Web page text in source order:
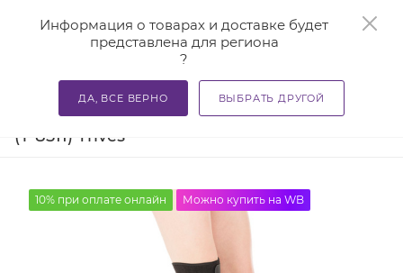
Информация о товарах и доставке будет
представлена для региона
?
ДА, ВСЕ ВЕРНО ВЫБРАТЬ ДРУГОЙ
Главная — Каталог — Бандажи и корсеты — Ортезы и
Коленный бандаж разъемный Т.44.08
(Т-8511) Trives
10% при оплате онлайн Можно купить на WB